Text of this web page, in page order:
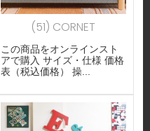
(51) CORNET
この商品をオンラインスト
アで購入 サイズ・仕様 価格
表（税込価格） 操...